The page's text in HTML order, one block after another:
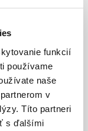
funkcií
používame
naše
v
Títo partneri
s ďalšími
substancií ako
z dreva ako je